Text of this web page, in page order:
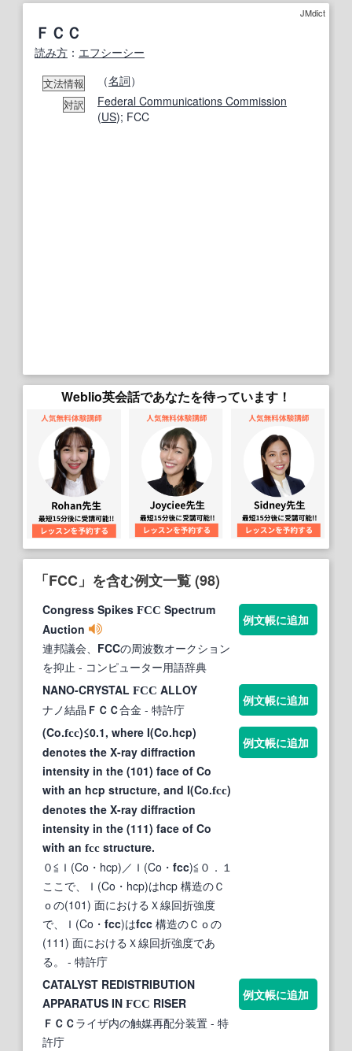
JMdict
ＦＣＣ
読み方 ： エフシーシー
文法情報 （名詞）
対訳
Federal Communications Commission
(US); FCC
Weblio英会話であなたを待っています！
「FCC」を含む例文一覧 (98)
Congress Spikes FCC Spectrum
Auction
連邦議会、 FCCの周波数オークション
を抑止 - コンピューター用語辞典
例文帳に追加
NANO-CRYSTAL FCC ALLOY
ナノ結晶 ＦＣＣ合金 - 特許庁
例文帳に追加
(Co.fcc)≤0.1, where I(Co.hcp)
denotes the X-ray diffraction
intensity in the (101) face of Co
with an hcp structure, and I(Co.fcc)
denotes the X-ray diffraction
intensity in the (111) face of Co
with an fcc structure.
０≦Ｉ(Co・hcp)／Ｉ(Co・ fcc)≦０．１
ここで、Ｉ(Co・hcp)はhcp 構造のＣ
ｏの(101) 面におけるＸ線回折強度
で、Ｉ(Co・ fcc)はfcc 構造のＣｏの
(111) 面におけるＸ線回折強度であ
る。
- 特許庁
例文帳に追加
CATALYST REDISTRIBUTION
APPARATUS IN FCC RISER
ＦＣＣライザ内の触媒再配分装置 - 特
許庁
例文帳に追加